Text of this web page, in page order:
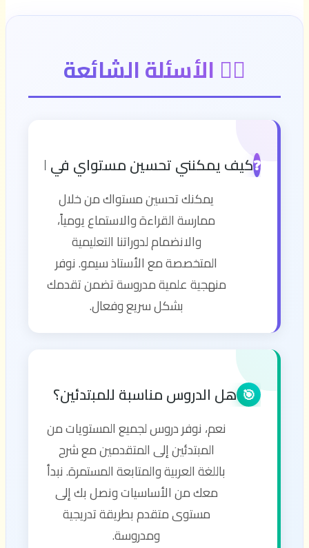
🙋‍♂️ الأسئلة الشائعة
❓كيف يمكنني تحسين مستواي في اللغة
يمكنك تحسين مستواك من خلال
ممارسة القراءة والاستماع يومياً،
والانضمام لدوراتنا التعليمية
المتخصصة مع الأستاذ سيمو. نوفر
منهجية علمية مدروسة تضمن تقدمك
بشكل سريع وفعال.
🎯 هل الدروس مناسبة للمبتدئين؟
نعم، نوفر دروس لجميع المستويات من
المبتدئين إلى المتقدمين مع شرح
باللغة العربية والمتابعة المستمرة. نبدأ
معك من الأساسيات ونصل بك إلى
مستوى متقدم بطريقة تدريجية
ومدروسة.